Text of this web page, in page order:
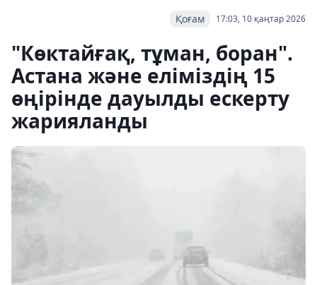
17:03, 10 қаңтар 2026
Қоғам
"Көктайғақ, тұман, боран".
Астана және еліміздің 15
өңірінде дауылды ескерту
жарияланды